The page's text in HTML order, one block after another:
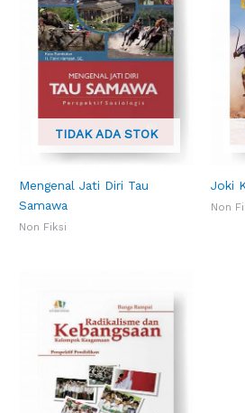
TIDAK ADA STOK
Mengenal Jati Diri Tau
Samawa
Non Fiksi
Joki
Non